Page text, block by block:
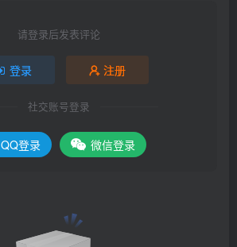
请登录后发表评论
登录 注册
社交账号登录
QQ登录 微信登录